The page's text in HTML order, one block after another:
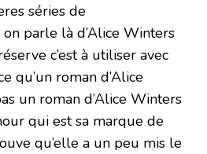
séries de
on parle là d’Alice Winters
c’est à utiliser avec
qu’un roman d’Alice
un roman d’Alice Winters
qui est sa marque de
qu’elle a un peu mis le